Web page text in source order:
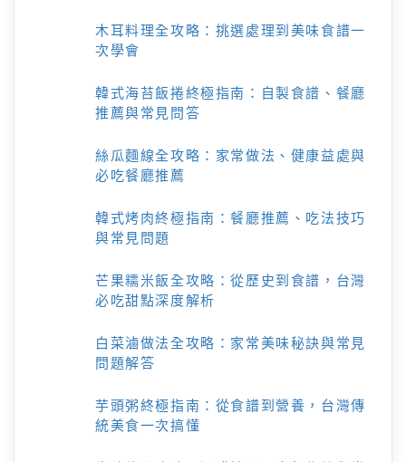
木耳料理全攻略：挑選處理到美味食譜一
次學會
韓式海苔飯捲終極指南：自製食譜、餐廳
推薦與常見問答
絲瓜麵線全攻略：家常做法、健康益處與
必吃餐廳推薦
韓式烤肉終極指南：餐廳推薦、吃法技巧
與常見問題
芒果糯米飯全攻略：從歷史到食譜，台灣
必吃甜點深度解析
白菜滷做法全攻略：家常美味秘訣與常見
問題解答
芋頭粥終極指南：從食譜到營養，台灣傳
統美食一次搞懂